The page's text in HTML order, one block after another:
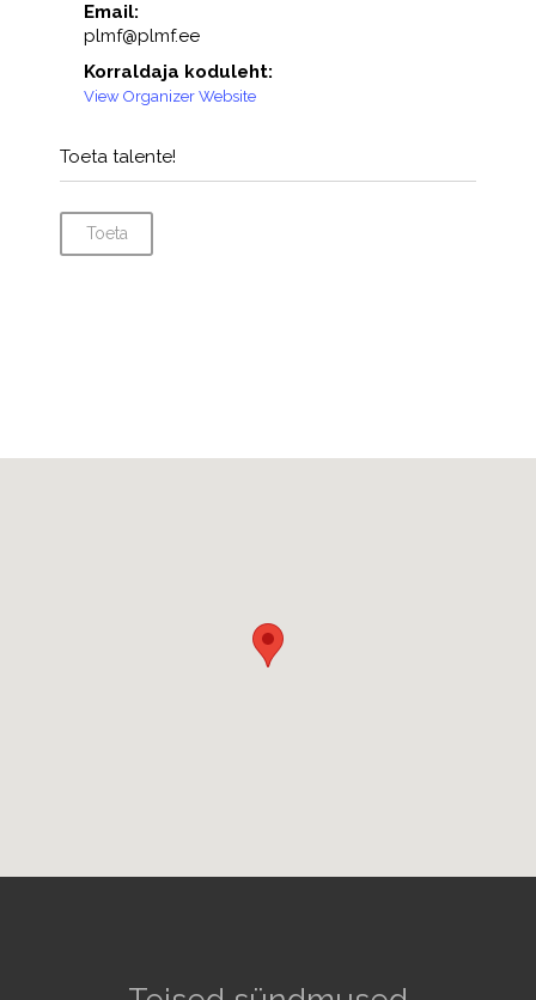
Email:
plmf@plmf.ee
Korraldaja koduleht:
View Organizer Website
Toeta talente!
Toeta